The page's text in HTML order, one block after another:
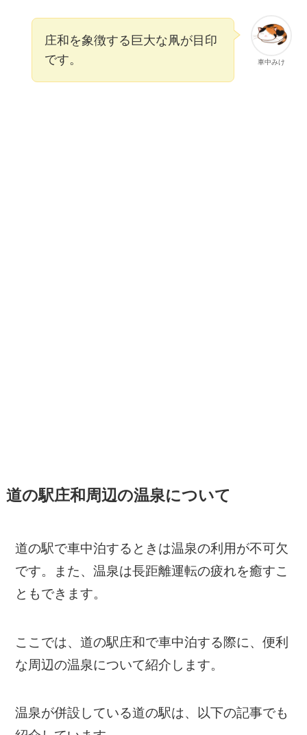
車中みけ
庄和を象徴する巨大な凧が目印
です。
道の駅庄和周辺の温泉について
道の駅で車中泊するときは温泉の利用が不可欠
です。また、温泉は長距離運転の疲れを癒すこ
ともできます。
ここでは、道の駅庄和で車中泊する際に、便利
な周辺の温泉について紹介します。
温泉が併設している道の駅は、以下の記事でも